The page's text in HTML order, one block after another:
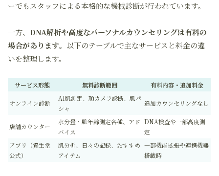
ーでもスタッフによる本格的な機械診断が行われています。
一方、 DNA解析や高度なパーソナルカウンセリングは有料の
場合があります。以下のテーブルで主なサービスと料金の違
いを整理します。
サービス形態 無料診断範囲 有料内容・追加料金
オンライン診断
AI肌測定、顔カメラ診断、肌パ
シャ
追加カウンセリングなし
店舗カウンター
水分量・肌年齢測定各種、アド
バイス
DNA検査や一部高度測
定
アプリ（資生堂
公式）
肌分析、日々の記録、おすすめ
アイテム
一部機能拡張や連携機器
搭載時